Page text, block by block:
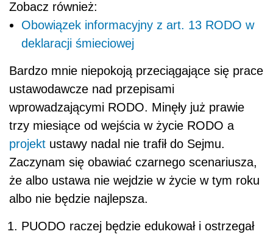
Zobacz również:
Obowiązek informacyjny z art. 13 RODO w
deklaracji śmieciowej
Bardzo mnie niepokoją przeciągające się prace
ustawodawcze nad przepisami
wprowadzającymi RODO. Minęły już prawie
trzy miesiące od wejścia w życie RODO a
projekt ustawy nadal nie trafił do Sejmu.
Zaczynam się obawiać czarnego scenariusza,
że albo ustawa nie wejdzie w życie w tym roku
albo nie będzie najlepsza.
PUODO raczej będzie edukował i ostrzegał